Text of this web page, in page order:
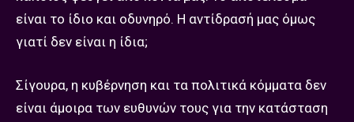
είναι το ίδιο και οδυνηρό. Η αντίδρασή μας όμως
γιατί δεν είναι η ίδια;
Σίγουρα, η κυβέρνηση και τα πολιτικά κόμματα δεν
είναι άμοιρα των ευθυνών τους για την κατάσταση